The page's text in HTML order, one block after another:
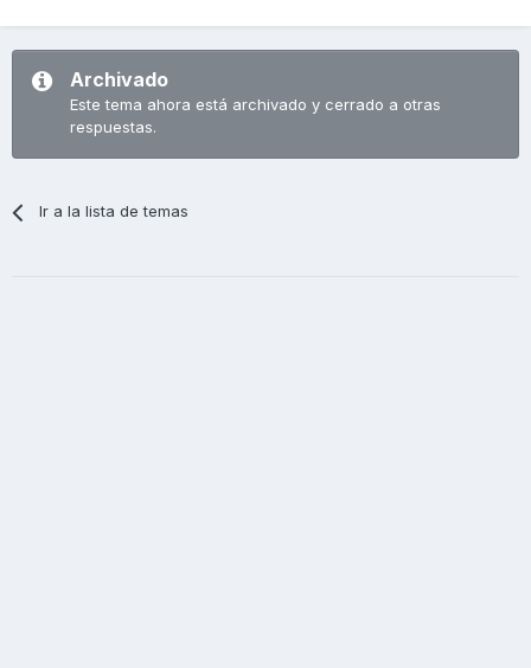
Archivado
Este tema ahora está archivado y cerrado a otras
respuestas.
Ir a la lista de temas